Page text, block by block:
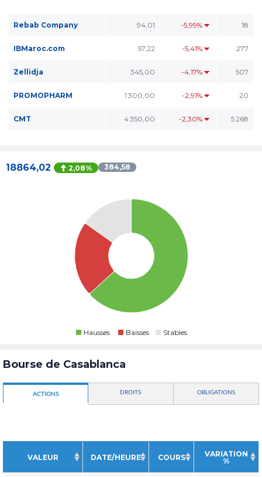
Rebab Company 94,01 -5,99% 18
IBMaroc.com 57,22 -5,41% 277
Zellidja 345,00 -4,17% 507
PROMOPHARM 1 300,00 -2,91% 20
CMT 4 350,00 -2,30% 5 268
18864,02 2,08% 384,58
Hausses Baisses Stables
Bourse de Casablanca
ACTIONS DROITS OBLIGATIONS
VALEUR DATE/HEURE COURS
VARIATION
%